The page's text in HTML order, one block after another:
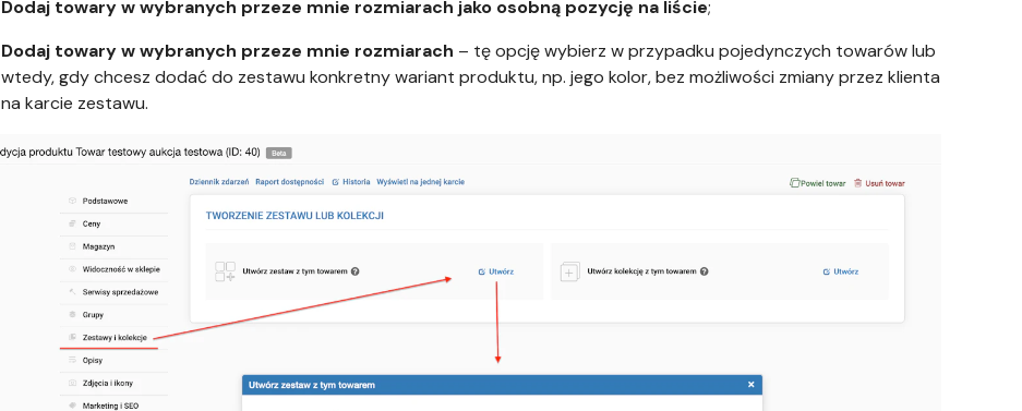
Dodaj towary w wybranych przeze mnie rozmiarach jako osobną pozycję na liście;
Dodaj towary w wybranych przeze mnie rozmiarach – tę opcję wybierz w przypadku pojedynczych towarów lub
wtedy, gdy chcesz dodać do zestawu konkretny wariant produktu, np. jego kolor, bez możliwości zmiany przez klienta
na karcie zestawu.